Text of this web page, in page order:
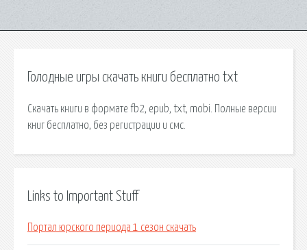
Голодные игры скачать книги бесплатно txt
Скачать книги в формате fb2, epub, txt, mobi. Полные версии
книг бесплатно, без регистрации и смс.
Links to Important Stuff
Портал юрского периода 1 сезон скачать